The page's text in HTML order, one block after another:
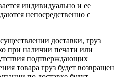
индивидуально и ее
непосредственно с
доставки, груз
при наличии печати или
подтверждающих
товара груз будет возвращен